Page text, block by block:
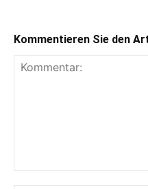
Kommentieren Sie den